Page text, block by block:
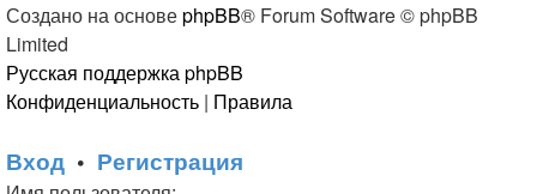
Создано на основеphpBB® Forum Software © phpBB
Limited
Русская поддержка phpBB
Конфиденциальность | Правила
Вход • Регистрация